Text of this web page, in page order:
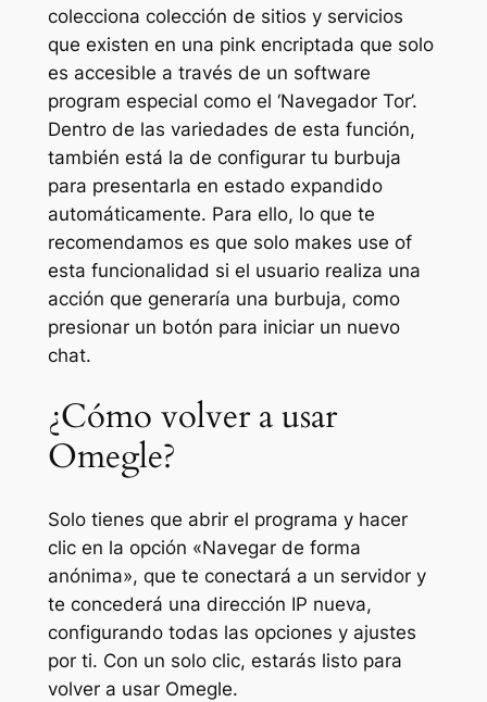
colecciona colección de sitios y servicios
que existen en una pink encriptada que solo
es accesible a través de un software
program especial como el ‘Navegador Tor’.
Dentro de las variedades de esta función,
también está la de configurar tu burbuja
para presentarla en estado expandido
automáticamente. Para ello, lo que te
recomendamos es que solo makes use of
esta funcionalidad si el usuario realiza una
acción que generaría una burbuja, como
presionar un botón para iniciar un nuevo
chat.
¿Cómo volver a usar
Omegle?
Solo tienes que abrir el programa y hacer
clic en la opción «Navegar de forma
anónima», que te conectará a un servidor y
te concederá una dirección IP nueva,
configurando todas las opciones y ajustes
por ti. Con un solo clic, estarás listo para
volver a usar Omegle.